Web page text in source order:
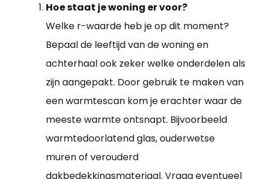
Hoe staat je woning er voor?
Welke r-waarde heb je op dit moment?
Bepaal de leeftijd van de woning en
achterhaal ook zeker welke onderdelen als
zijn aangepakt. Door gebruik te maken van
een warmtescan kom je erachter waar de
meeste warmte ontsnapt. Bijvoorbeeld
warmtedoorlatend glas, ouderwetse
muren of verouderd
dakbedekkingsmateriaal. Vraag eventueel